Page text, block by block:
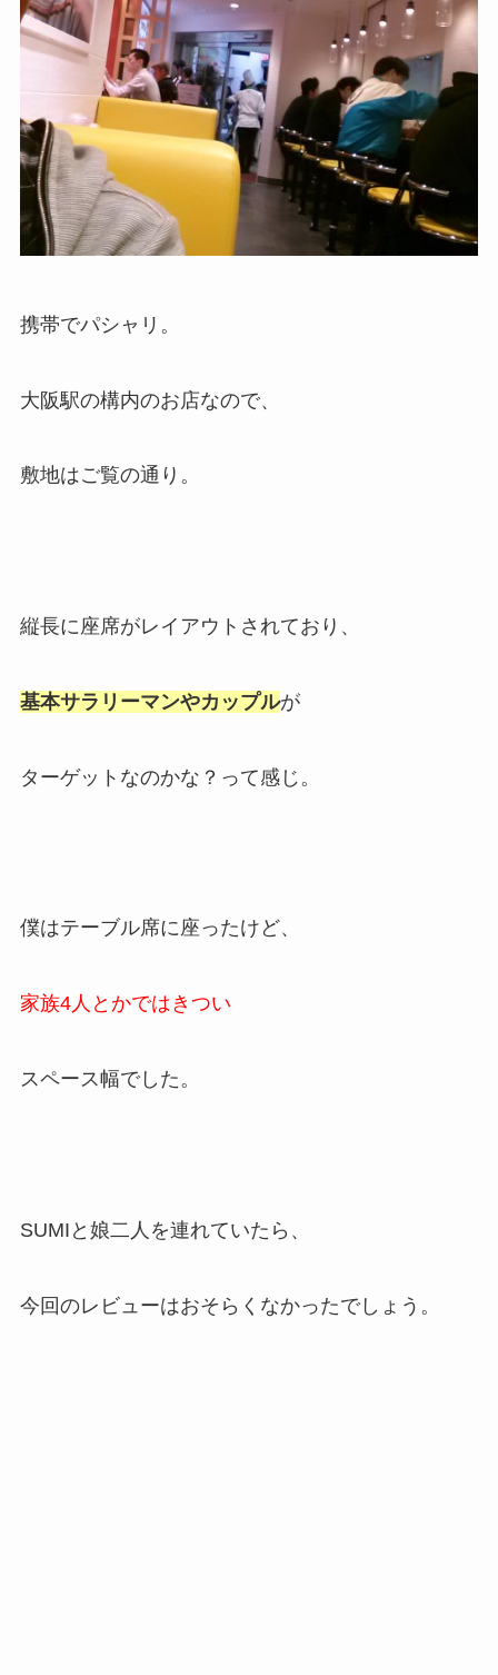
携帯でパシャリ。
大阪駅の構内のお店なので、
敷地はご覧の通り。
縦長に座席がレイアウトされており、
基本サラリーマンやカップルが
ターゲットなのかな？って感じ。
僕はテーブル席に座ったけど、
家族4人とかではきつい
スペース幅でした。
SUMIと娘二人を連れていたら、
今回のレビューはおそらくなかったでしょう。